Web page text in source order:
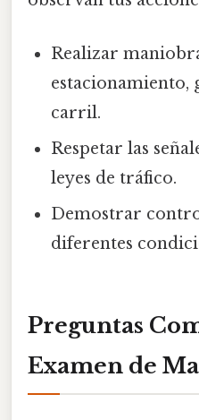
Realizar
estacionamiento,
carril.
Respetar las
leyes de tráfico.
Demostrar
diferentes
Preguntas
Examen de